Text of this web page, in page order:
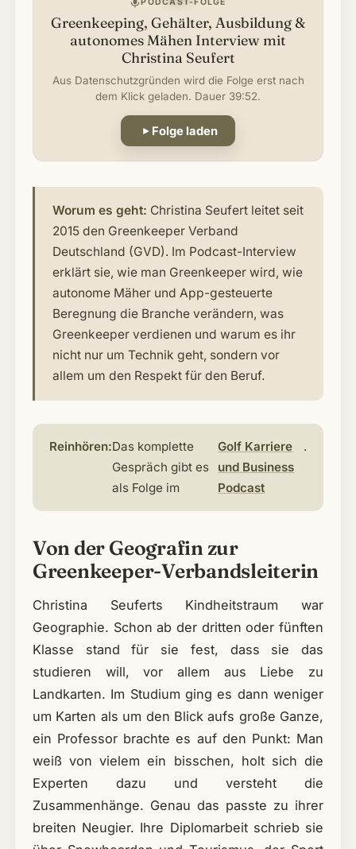
PODCAST-FOLGE
Greenkeeping, Gehälter, Ausbildung &
autonomes Mähen Interview mit
Christina Seufert
Aus Datenschutzgründen wird die Folge erst nach
dem Klick geladen. Dauer 39:52.
Folge laden
Worum es geht: Christina Seufert leitet seit
2015 den Greenkeeper Verband
Deutschland (GVD). Im Podcast-Interview
erklärt sie, wie man Greenkeeper wird, wie
autonome Mäher und App-gesteuerte
Beregnung die Branche verändern, was
Greenkeeper verdienen und warum es ihr
nicht nur um Technik geht, sondern vor
allem um den Respekt für den Beruf.
Reinhören:Das komplette
Gespräch gibt es
als Folge im
Golf Karriere
und Business
Podcast
.
Von der Geografin zur
Greenkeeper-Verbandsleiterin
Christina Seuferts Kindheitstraum war
Geographie. Schon ab der dritten oder fünften
Klasse stand für sie fest, dass sie das
studieren will, vor allem aus Liebe zu
Landkarten. Im Studium ging es dann weniger
um Karten als um den Blick aufs große Ganze,
ein Professor brachte es auf den Punkt: Man
weiß von vielem ein bisschen, holt sich die
Experten dazu und versteht die
Zusammenhänge. Genau das passte zu ihrer
breiten Neugier. Ihre Diplomarbeit schrieb sie